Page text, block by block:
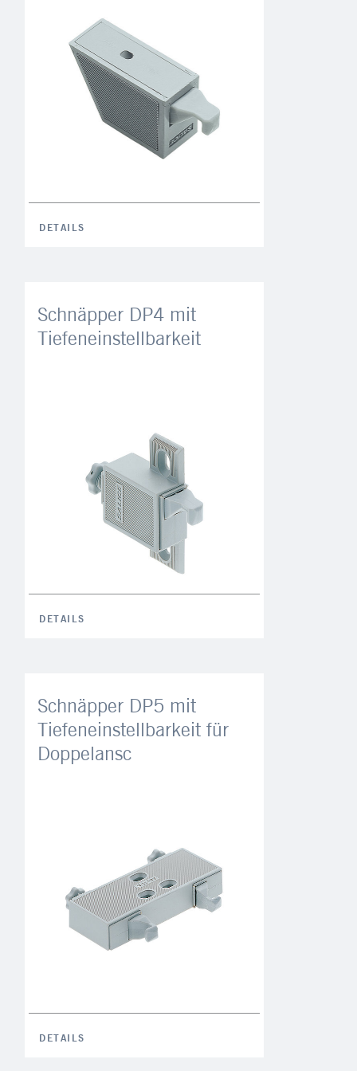
DETAILS
Schnäpper DP4 mit
Tiefeneinstellbarkeit
DETAILS
Schnäpper DP5 mit
Tiefeneinstellbarkeit für
Doppelansc
DETAILS